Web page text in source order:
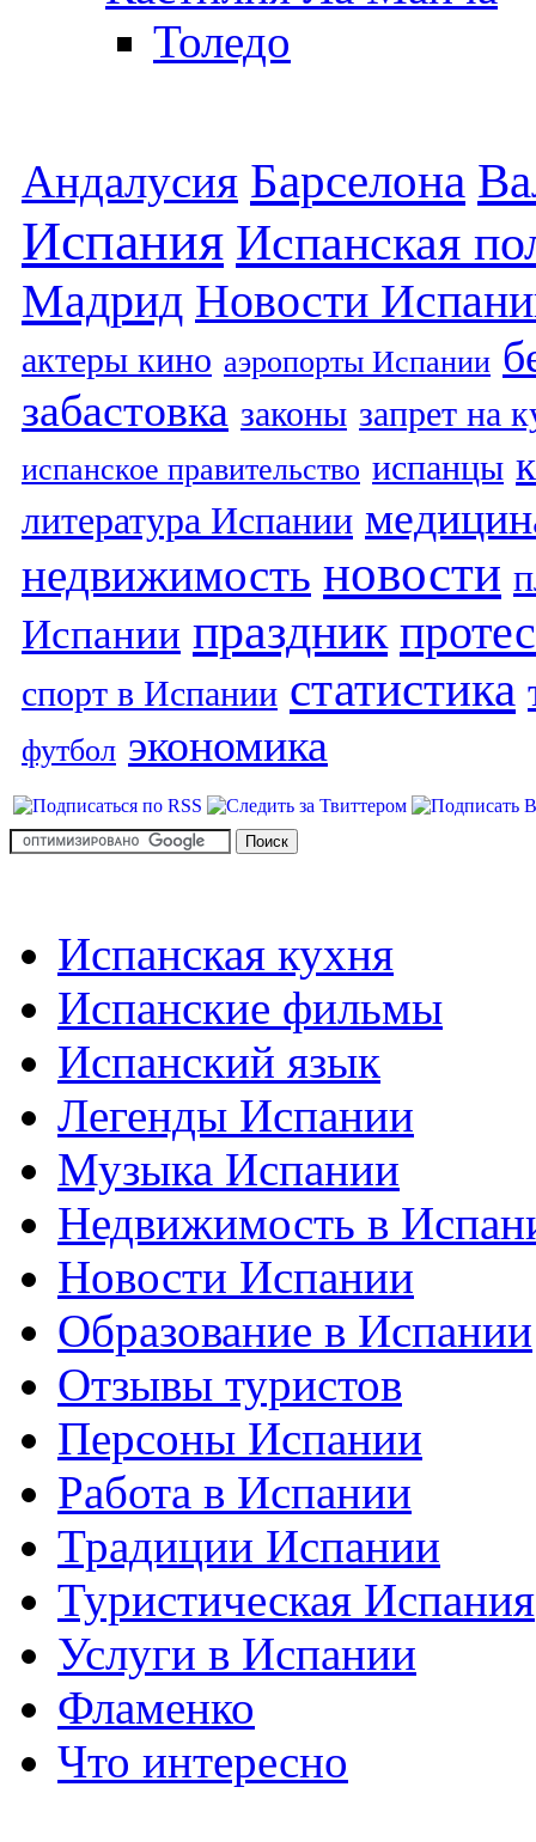
Толедо
Андалусия Барселона
Испания Испанская
Мадрид Новости
актеры кино аэропорты Испании
забастовка законы запрет на
испанское правительство испанцы
литература Испании
недвижимость новости
Испании праздник
спорт в Испании статистика
футбол экономика
Испанская кухня
Испанские фильмы
Испанский язык
Легенды Испании
Музыка Испании
Недвижимость в
Новости Испании
Образование в Испании
Отзывы туристов
Персоны Испании
Работа в Испании
Традиции Испании
Туристическая Испания
Услуги в Испании
Фламенко
Что интересно